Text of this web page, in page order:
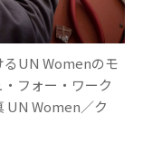
るUN Womenのモ
フォー・ワーク
UN Women／ク